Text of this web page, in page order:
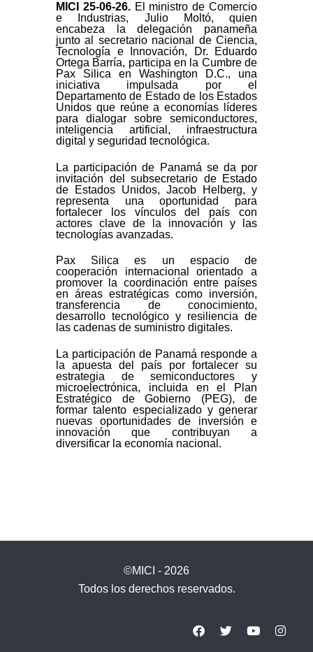
MICI 25-06-26. El ministro de Comercio
e Industrias, Julio Moltó, quien
encabeza la delegación panameña
junto al secretario nacional de Ciencia,
Tecnología e Innovación, Dr. Eduardo
Ortega Barría, participa en la Cumbre de
Pax Silica en Washington D.C., una
iniciativa impulsada por el
Departamento de Estado de los Estados
Unidos que reúne a economías líderes
para dialogar sobre semiconductores,
inteligencia artificial, infraestructura
digital y seguridad tecnológica.
La participación de Panamá se da por
invitación del subsecretario de Estado
de Estados Unidos, Jacob Helberg, y
representa una oportunidad para
fortalecer los vínculos del país con
actores clave de la innovación y las
tecnologías avanzadas.
Pax Silica es un espacio de
cooperación internacional orientado a
promover la coordinación entre países
en áreas estratégicas como inversión,
transferencia de conocimiento,
desarrollo tecnológico y resiliencia de
las cadenas de suministro digitales.
La participación de Panamá responde a
la apuesta del país por fortalecer su
estrategia de semiconductores y
microelectrónica, incluida en el Plan
Estratégico de Gobierno (PEG), de
formar talento especializado y generar
nuevas oportunidades de inversión e
innovación que contribuyan a
diversificar la economía nacional.
©MICI - 2026
Todos los derechos reservados.